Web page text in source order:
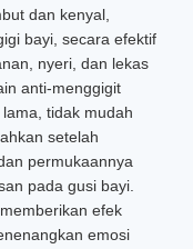
dan kenyal,
bayi, secara efektif
nyeri, dan lekas
anti-menggigit
tidak mudah
setelah
permukaannya
pada gusi bayi.
efek
emosi